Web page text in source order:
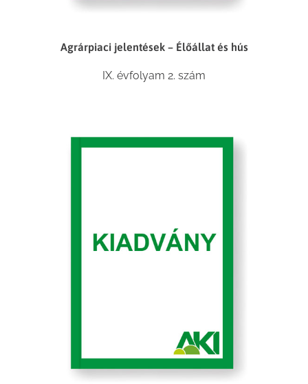
Agrárpiaci jelentések – Élőállat és hús
IX. évfolyam 2. szám